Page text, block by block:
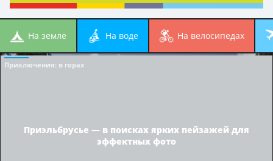
на земле на воде на велосипедах
Приключения: в горах
Приэльбрусье — в поисках ярких пейзажей для
эффектных фото